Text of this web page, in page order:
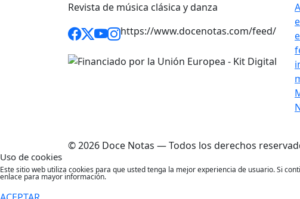
Revista de música clásica y danza
https://www.docenotas.com/feed/
© 2026 Doce Notas — Todos los derechos
Uso de cookies
Este sitio web utiliza cookies para que usted tenga la mejor experiencia de usuario. Si
enlace para mayor información.